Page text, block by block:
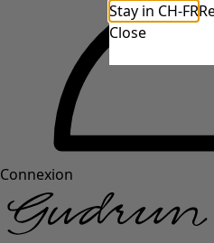
Connexion
Stay in CH-FR
Close